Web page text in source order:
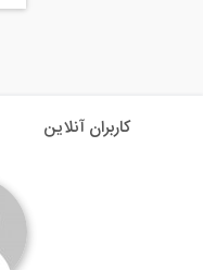
کاربران آنلاین